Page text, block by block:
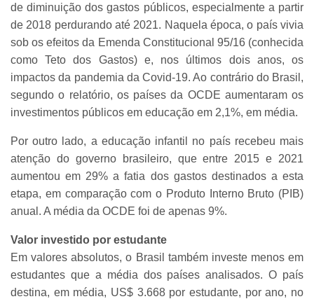
de diminuição dos gastos públicos, especialmente a partir
de 2018 perdurando até 2021. Naquela época, o país vivia
sob os efeitos da Emenda Constitucional 95/16 (conhecida
como Teto dos Gastos) e, nos últimos dois anos, os
impactos da pandemia da Covid-19. Ao contrário do Brasil,
segundo o relatório, os países da OCDE aumentaram os
investimentos públicos em educação em 2,1%, em média.
Por outro lado, a educação infantil no país recebeu mais
atenção do governo brasileiro, que entre 2015 e 2021
aumentou em 29% a fatia dos gastos destinados a esta
etapa, em comparação com o Produto Interno Bruto (PIB)
anual. A média da OCDE foi de apenas 9%.
Valor investido por estudante
Em valores absolutos, o Brasil também investe menos em
estudantes que a média dos países analisados. O país
destina, em média, US$ 3.668 por estudante, por ano, no